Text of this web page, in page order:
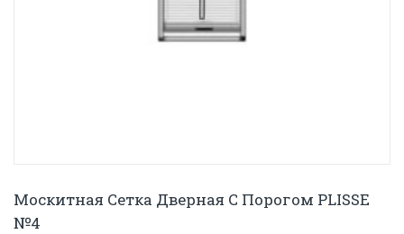
Москитная Сетка Дверная С Порогом PLISSE
№4